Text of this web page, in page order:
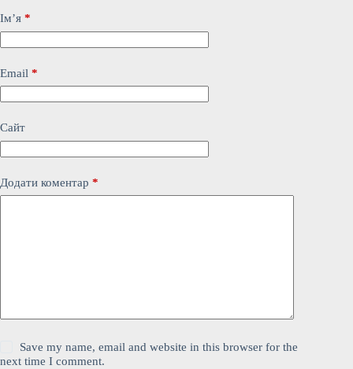
Ім’я *
Email *
Сайт
Додати коментар *
Save my name, email and website in this browser for the
next time I comment.